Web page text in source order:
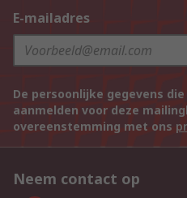
E-mailadres
De persoonlijke gegevens
aanmelden voor deze
overeenstemming met ons
Neem contact op